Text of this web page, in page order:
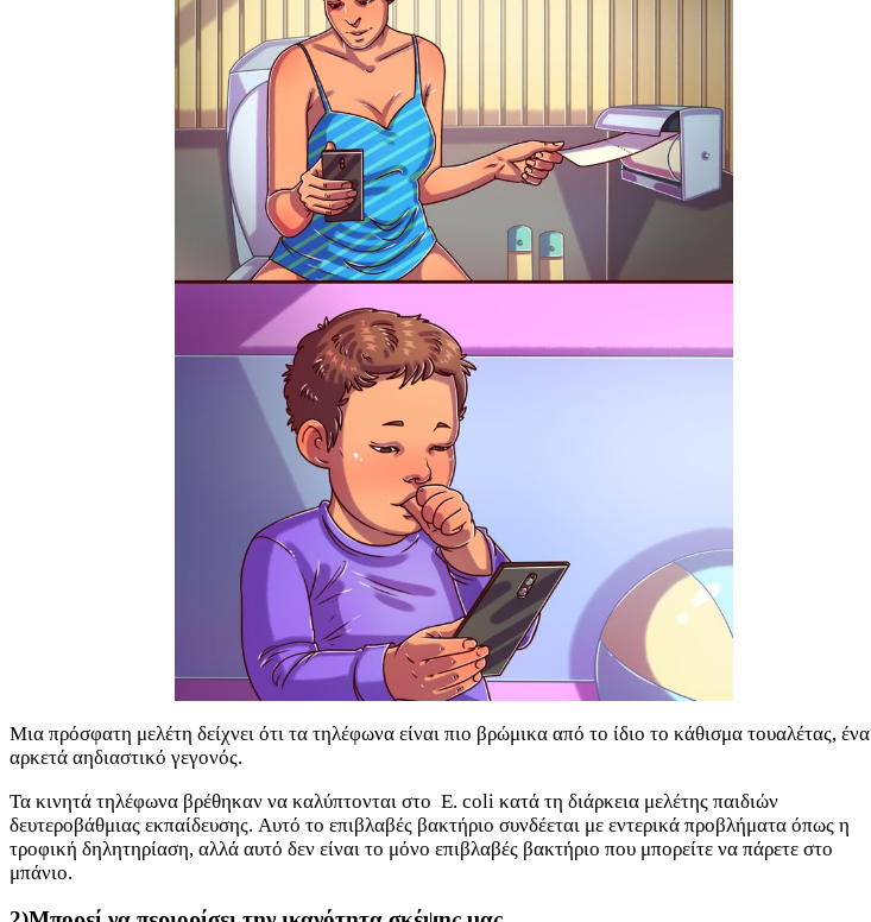
Μια πρόσφατη μελέτη δείχνει ότι τα τηλέφωνα είναι πιο βρώμικα από το ίδιο το κάθισμα τουαλέτας, ένα
αρκετά αηδιαστικό γεγονός.
Τα κινητά τηλέφωνα βρέθηκαν να καλύπτονται στο E. coli κατά τη διάρκεια μελέτης παιδιών
δευτεροβάθμιας εκπαίδευσης. Αυτό το επιβλαβές βακτήριο συνδέεται με εντερικά προβλήματα όπως η
τροφική δηλητηρίαση, αλλά αυτό δεν είναι το μόνο επιβλαβές βακτήριο που μπορείτε να πάρετε στο
μπάνιο.